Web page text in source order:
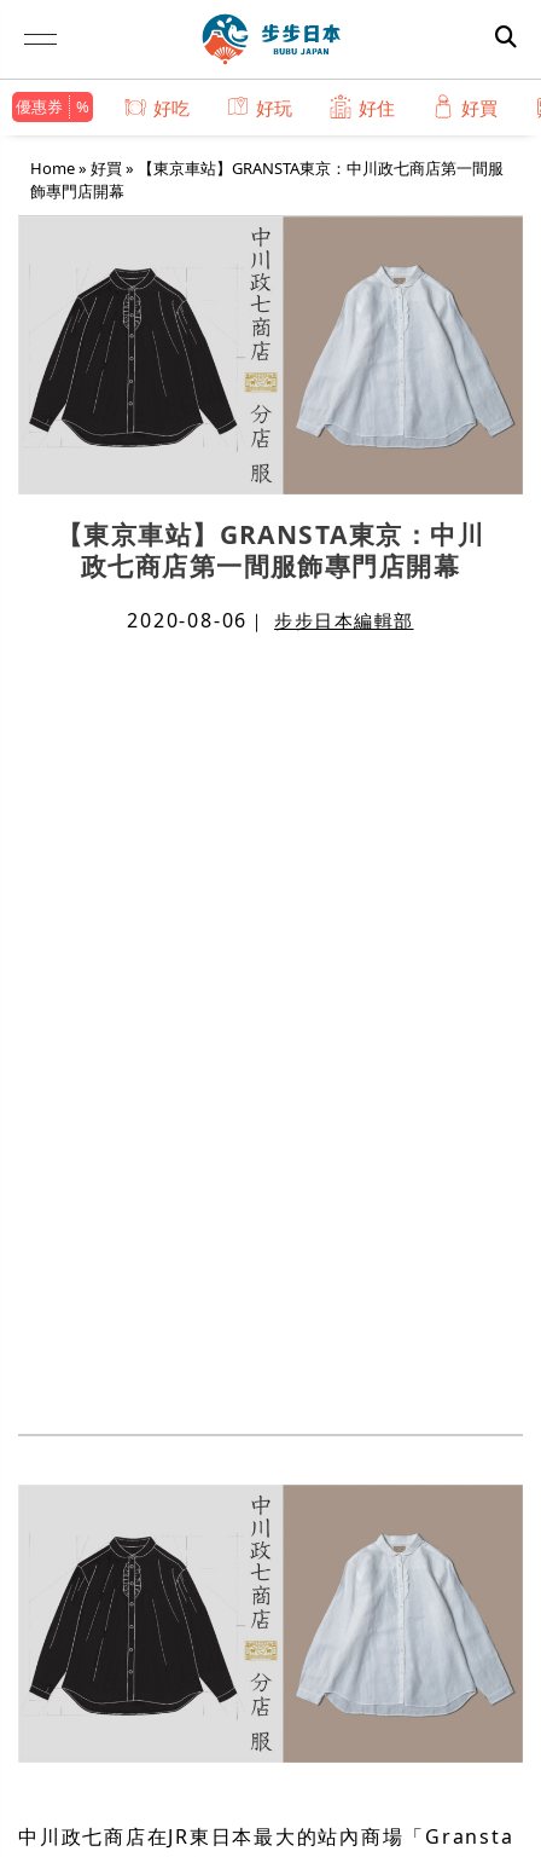
優惠券 好吃 好玩 好住 好買
Home» 好買 » 【東京車站】GRANSTA東京：中川政七商店第一間服
飾專門店開幕
【東京車站】GRANSTA東京：中川
政七商店第一間服飾專門店開幕
2020-08-06 ｜步步日本編輯部
中川政七商店在JR東日本最大的站內商場「Gransta